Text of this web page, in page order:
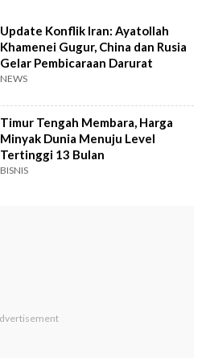
Update Konflik Iran: Ayatollah
Khamenei Gugur, China dan Rusia
Gelar Pembicaraan Darurat
NEWS
Timur Tengah Membara, Harga
Minyak Dunia Menuju Level
Tertinggi 13 Bulan
BISNIS